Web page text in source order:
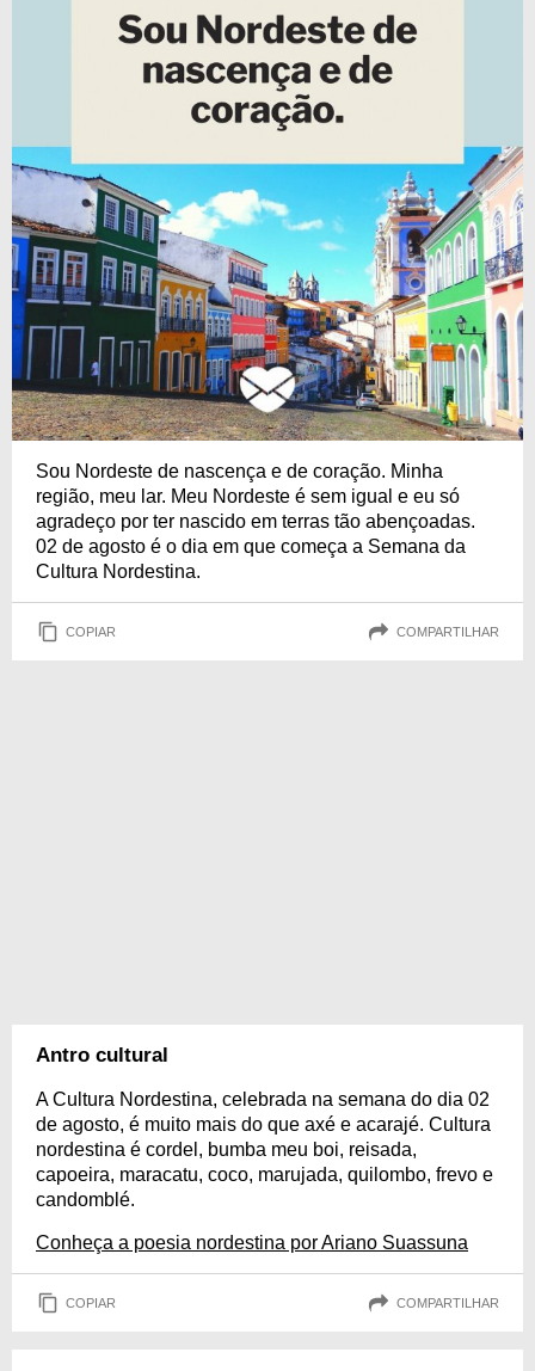
Sou Nordeste de nascença e de coração. Minha
região, meu lar. Meu Nordeste é sem igual e eu só
agradeço por ter nascido em terras tão abençoadas.
02 de agosto é o dia em que começa a Semana da
Cultura Nordestina.
COPIAR COMPARTILHAR
Antro cultural
A Cultura Nordestina, celebrada na semana do dia 02
de agosto, é muito mais do que axé e acarajé. Cultura
nordestina é cordel, bumba meu boi, reisada,
capoeira, maracatu, coco, marujada, quilombo, frevo e
candomblé.
Conheça a poesia nordestina por Ariano Suassuna
COPIAR COMPARTILHAR